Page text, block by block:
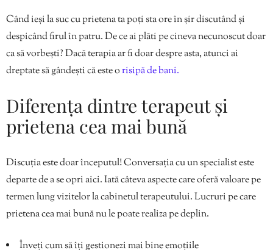
Când ieși la suc cu prietena ta poți sta ore în șir discutând și
despicând firul în patru. De ce ai plăti pe cineva necunoscut doar
ca să vorbești? Dacă terapia ar fi doar despre asta, atunci ai
dreptate să gândești că este orisipă de bani.
Diferența dintre terapeut și
prietena cea mai bună
Discuția este doar începutul! Conversația cu un specialist este
departe de a se opri aici. Iată câteva aspecte care oferă valoare pe
termen lung vizitelor la cabinetul terapeutului. Lucruri pe care
prietena cea mai bună nu le poate realiza pe deplin.
Înveți cum să îți gestionezi mai bine emoțiile